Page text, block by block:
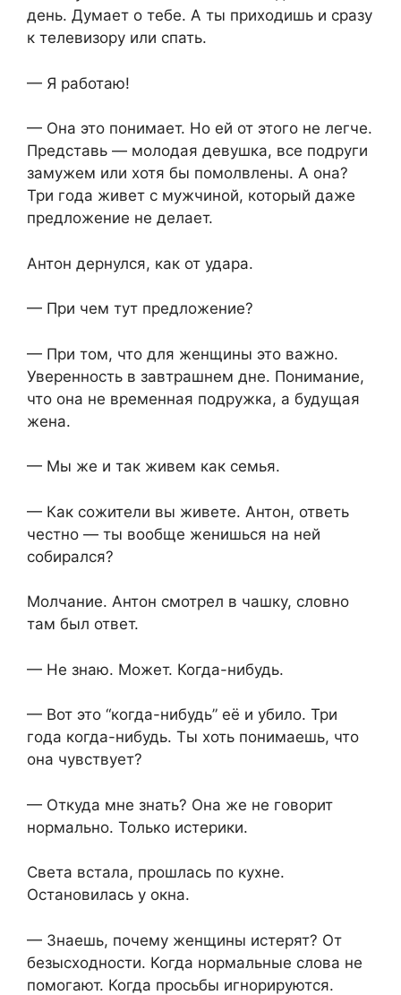
день. Думает о тебе. А ты приходишь и сразу
к телевизору или спать.
— Я работаю!
— Она это понимает. Но ей от этого не легче.
Представь — молодая девушка, все подруги
замужем или хотя бы помолвлены. А она?
Три года живет с мужчиной, который даже
предложение не делает.
Антон дернулся, как от удара.
— При чем тут предложение?
— При том, что для женщины это важно.
Уверенность в завтрашнем дне. Понимание,
что она не временная подружка, а будущая
жена.
— Мы же и так живем как семья.
— Как сожители вы живете. Антон, ответь
честно — ты вообще женишься на ней
собирался?
Молчание. Антон смотрел в чашку, словно
там был ответ.
— Не знаю. Может. Когда-нибудь.
— Вот это “когда-нибудь” её и убило. Три
года когда-нибудь. Ты хоть понимаешь, что
она чувствует?
— Откуда мне знать? Она же не говорит
нормально. Только истерики.
Света встала, прошлась по кухне.
Остановилась у окна.
— Знаешь, почему женщины истерят? От
безысходности. Когда нормальные слова не
помогают. Когда просьбы игнорируются.